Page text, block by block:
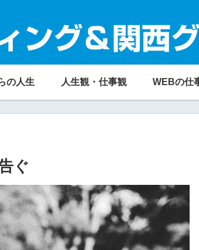
ング＆関西
の人生 人生観・仕事観 WEBの仕
ぐ